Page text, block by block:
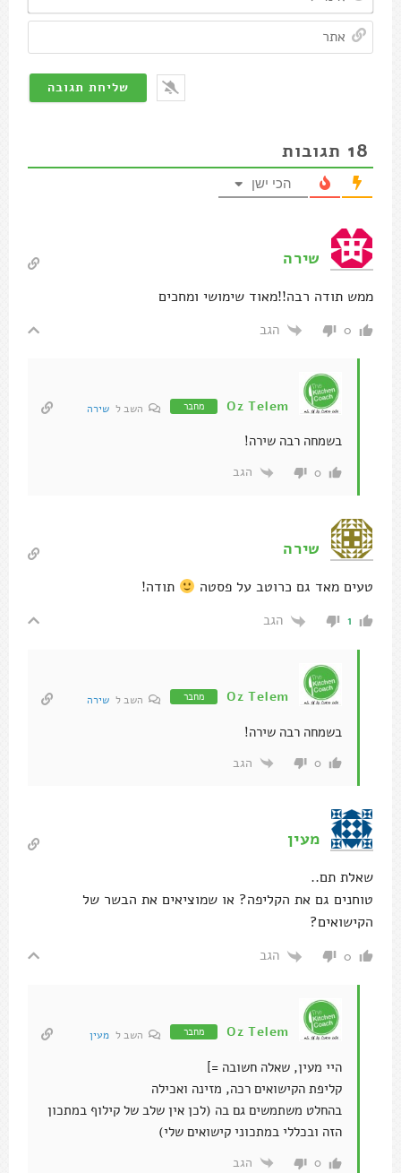
18 תגובות
הכי ישן
שירה
ממש תודה רבה!!מאוד שימושי ומחכים
0 הגב
Oz Telem מחבר השב ל שירה
בשמחה רבה שירה!
0 הגב
שירה
טעים מאד גם כרוטב על פסטה תודה!
1 הגב
Oz Telem מחבר השב ל שירה
בשמחה רבה שירה!
0 הגב
מעין
שאלת תם..
טוחנים גם את הקליפה? או שמוציאים את הבשר של
הקישואים?
0 הגב
Oz Telem מחבר השב ל מעין
היי מעין, שאלה חשובה =]
קליפת הקישואים רכה, מזינה ואכילה
בהחלט משתמשים גם בה (לכן אין שלב של קילוף במתכון
הזה ובכללי במתכוני קישואים שלי)
0 הגב